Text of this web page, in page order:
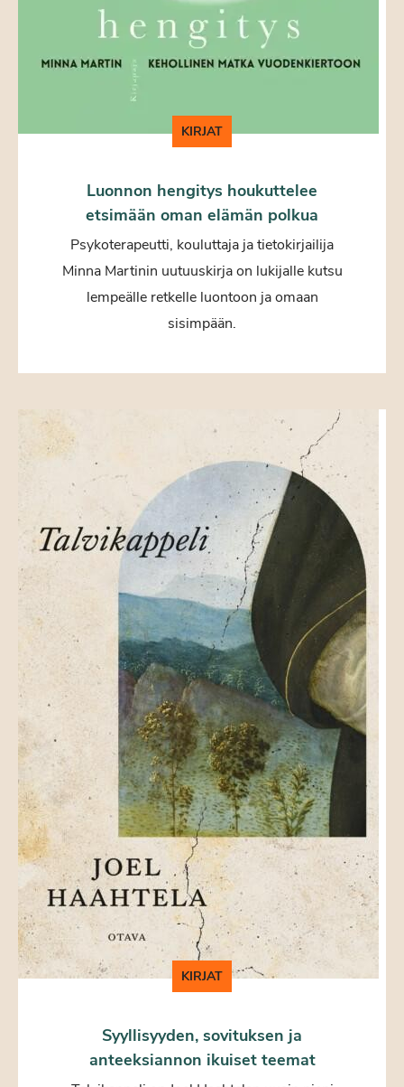
KIRJAT
Luonnon hengitys houkuttelee
etsimään oman elämän polkua
Psykoterapeutti, kouluttaja ja tietokirjailija
Minna Martinin uutuuskirja on lukijalle kutsu
lempeälle retkelle luontoon ja omaan
sisimpään.
KIRJAT
Syyllisyyden, sovituksen ja
anteeksiannon ikuiset teemat